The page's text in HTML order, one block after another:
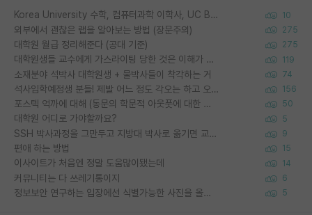
Korea University 수학, 컴퓨터과학 이학사, UC Berkeley 산업공학 대학원 공학박사가 되는 것은 쉽지 않겠죠? 10
외부에서 괜찮은 랩을 알아보는 방법 (장문주의) 275
대학원 월급 정리해준다 (공대 기준) 275
대학원생들 교수에게 가스라이팅 당한 것은 이해가 갑니다. 안타깝네요. 119
소재분야 석박사 대학원생 + 물박사들이 착각하는 거 74
석사입학예정생 분들! 제발 어느 정도 각오는 하고 오세요. 156
포스텍 억까에 대해 (동문의 학문적 아웃풋에 대한 반박) 50
대학원 어디로 가야할까요? 5
SSH 박사과정을 그만두고 지방대 박사로 옮기면 교수의 꿈은 끝일까요? 9
편애 하는 방법 15
이사이트가 처음엔 정말 도움많이됐는데 14
커뮤니티는 다 쓰레기통이지 6
정보보안 연구하는 입장에선 식별가능한 사진을 올리는건 비추이긴함 5